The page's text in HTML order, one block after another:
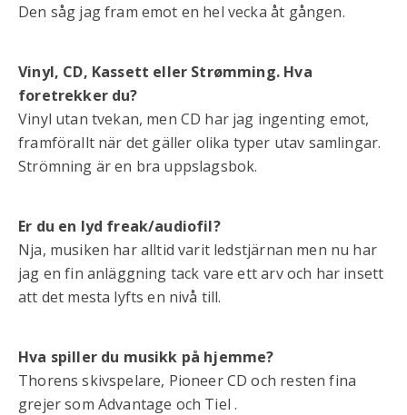
Den såg jag fram emot en hel vecka åt gången.
Vinyl, CD, Kassett eller Strømming. Hva
foretrekker du?
Vinyl utan tvekan, men CD har jag ingenting emot,
framförallt när det gäller olika typer utav samlingar.
Strömning är en bra uppslagsbok.
Er du en lyd freak/audiofil?
Nja, musiken har alltid varit ledstjärnan men nu har
jag en fin anläggning tack vare ett arv och har insett
att det mesta lyfts en nivå till.
Hva spiller du musikk på hjemme?
Thorens skivspelare, Pioneer CD och resten fina
grejer som Advantage och Tiel .